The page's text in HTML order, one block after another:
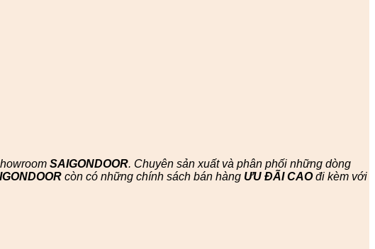
SAIGONDOOR. Chuyên sản xuất và phân phối những dòng
còn có những chính sách bán hàng ƯU ĐÃI CAOđi kèm với